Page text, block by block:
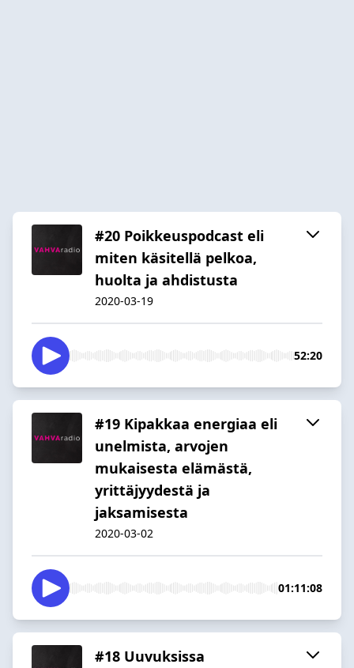
#20 Poikkeuspodcast eli
miten käsitellä pelkoa,
huolta ja ahdistusta
2020-03-19
52:20
#19 Kipakkaa energiaa eli
unelmista, arvojen
mukaisesta elämästä,
yrittäjyydestä ja
jaksamisesta
2020-03-02
01:11:08
#18 Uuvuksissa